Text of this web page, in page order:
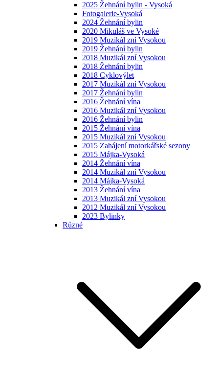
2025 Žehnání bylin - Vysoká
Fotogalerie-Vysoká
2024 Žehnání bylin
2020 Mikuláš ve Vysoké
2019 Muzikál zní Vysokou
2019 Žehnání bylin
2018 Muzikál zní Vysokou
2018 Žehnání bylin
2018 Cyklovýlet
2017 Muzikál zní Vysokou
2017 Žehnání bylin
2016 Žehnání vína
2016 Muzikál zní Vysokou
2016 Žehnání bylin
2015 Žehnání vína
2015 Muzikál zní Vysokou
2015 Zahájení motorkářské sezony
2015 Májka-Vysoká
2014 Žehnání vína
2014 Muzikál zní Vysokou
2014 Májka-Vysoká
2013 Žehnání vína
2013 Muzikál zní Vysokou
2012 Muzikál zní Vysokou
2023 Bylinky
Různé